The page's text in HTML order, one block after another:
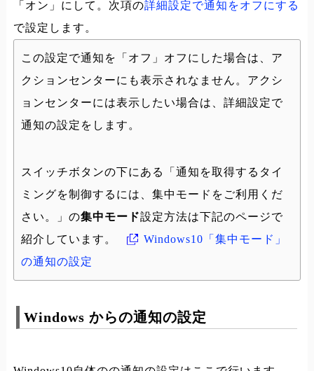
「オン」にして。次項の詳細設定で通知をオフにする
で設定します。
この設定で通知を「オフ」オフにした場合は、ア
クションセンターにも表示されなません。アクシ
ョンセンターには表示したい場合は、詳細設定で
通知の設定をします。
スイッチボタンの下にある「通知を取得するタイ
ミングを制御するには、集中モードをご利用くだ
さい。」の集中モード設定方法は下記のページで
紹介しています。
Windows10「集中モード」
の通知の設定
Windows からの通知の設定